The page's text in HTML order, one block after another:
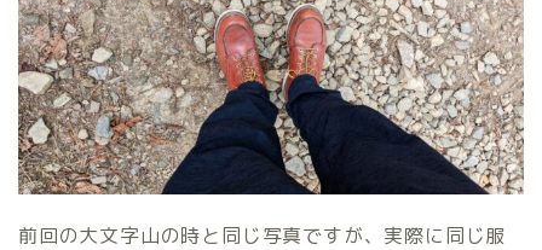
前回の大文字山の時と同じ写真ですが、実際に同じ服